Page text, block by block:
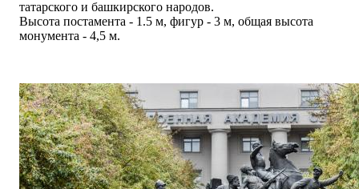
татарского и башкирского народов.
Высота постамента - 1.5 м, фигур - 3 м, общая высота
монумента - 4,5 м.